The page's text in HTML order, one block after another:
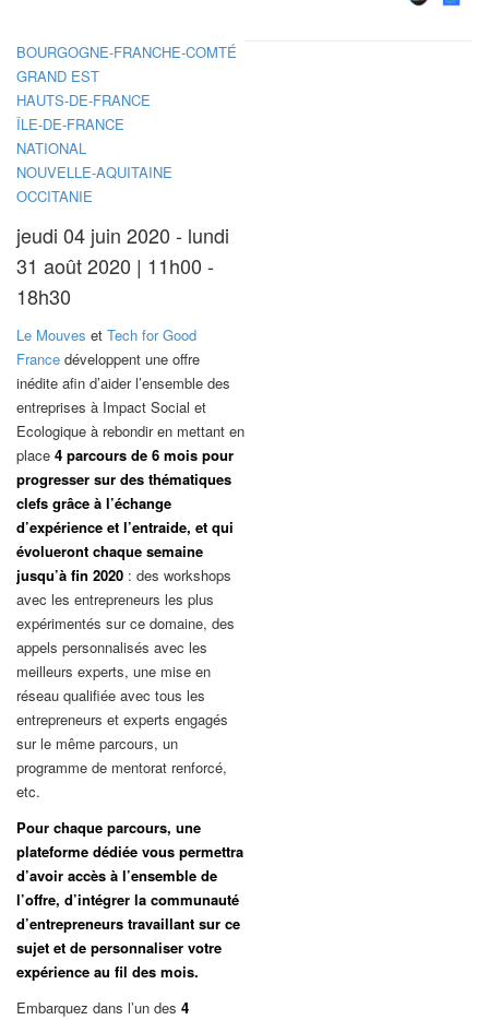
BOURGOGNE-FRANCHE-COMTÉ
GRAND EST
HAUTS-DE-FRANCE
ÎLE-DE-FRANCE
NATIONAL
NOUVELLE-AQUITAINE
OCCITANIE
jeudi 04 juin 2020 - lundi
31 août 2020 | 11h00 -
18h30
Le Mouves et Tech for Good
France développent une offre
inédite afin d’aider l’ensemble des
entreprises à Impact Social et
Ecologique à rebondir en mettant en
place 4 parcours de 6 mois pour
progresser sur des thématiques
clefs grâce à l’échange
d’expérience et l’entraide, et qui
évolueront chaque semaine
jusqu’à fin 2020 : des workshops
avec les entrepreneurs les plus
expérimentés sur ce domaine, des
appels personnalisés avec les
meilleurs experts, une mise en
réseau qualifiée avec tous les
entrepreneurs et experts engagés
sur le même parcours, un
programme de mentorat renforcé,
etc.
Pour chaque parcours, une
plateforme dédiée vous permettra
d’avoir accès à l’ensemble de
l’offre, d’intégrer la communauté
d’entrepreneurs travaillant sur ce
sujet et de personnaliser votre
expérience au fil des mois.
Embarquez dans l’un des 4